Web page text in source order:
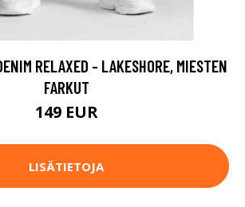
RELAXED - LAKESHORE, MIESTEN
FARKUT
149 EUR
LISÄTIETOJA